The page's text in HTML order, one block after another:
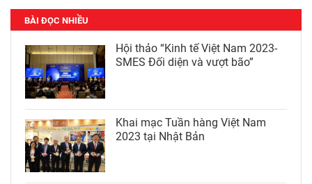
BÀI ĐỌC NHIỀU
Hội thảo “Kinh tế Việt Nam 2023-
SMES Đối diện và vượt bão”
Khai mạc Tuần hàng Việt Nam
2023 tại Nhật Bản